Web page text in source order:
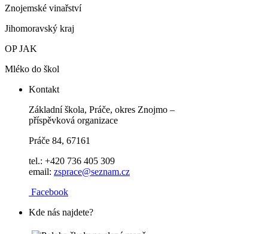
Znojemské vinařství
Jihomoravský kraj
OP JAK
Mléko do škol
Kontakt
Základní škola, Práče, okres Znojmo –
příspěvková organizace
Práče 84, 67161
tel.: +420 736 405 309
email: zsprace@seznam.cz
Facebook
Kde nás najdete?